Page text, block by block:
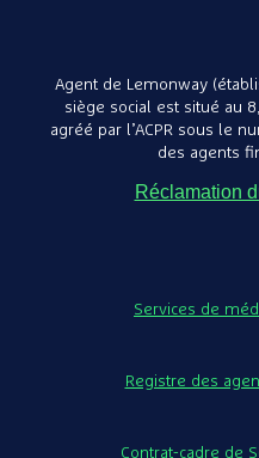
Agent de Lemonway
siège social est situé au
agréé par l’ACPR sous le
des agents
Réclamation
Services de
Registre des
Contrat-cadre de